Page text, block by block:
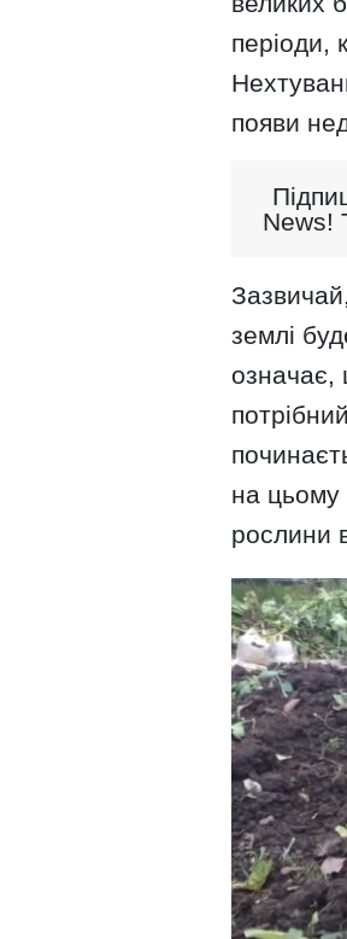
періоди,
появи
News!
землі
означає,
на цьому
рослини